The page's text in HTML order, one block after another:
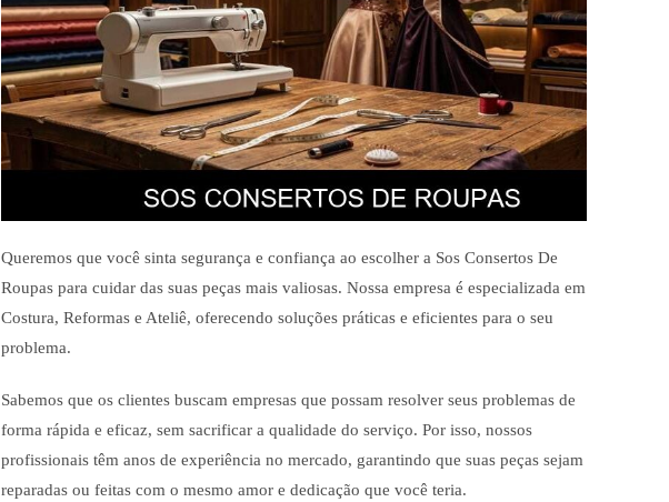
Queremos que você sinta segurança e confiança ao escolher a Sos Consertos De
Roupas para cuidar das suas peças mais valiosas. Nossa empresa é especializada em
Costura, Reformas e Ateliê, oferecendo soluções práticas e eficientes para o seu
problema.
Sabemos que os clientes buscam empresas que possam resolver seus problemas de
forma rápida e eficaz, sem sacrificar a qualidade do serviço. Por isso, nossos
profissionais têm anos de experiência no mercado, garantindo que suas peças sejam
reparadas ou feitas com o mesmo amor e dedicação que você teria.